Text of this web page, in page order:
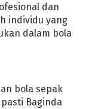
dan
individu yang
dalam bola
bola sepak
Baginda